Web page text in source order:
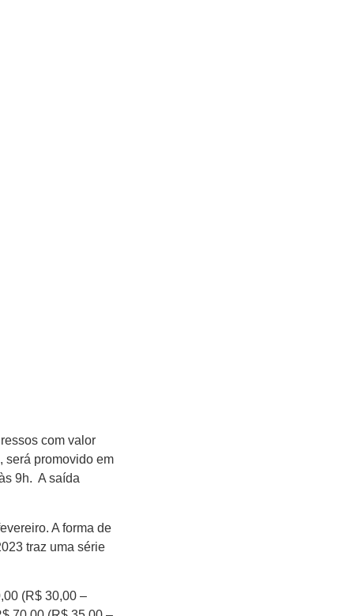
com valor
será promovido em
9h. A saída
A forma de
traz uma série
(R$ 30,00 –